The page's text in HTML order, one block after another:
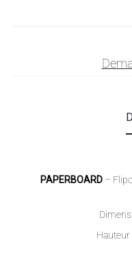
PAPERBOARD –
Hauteur